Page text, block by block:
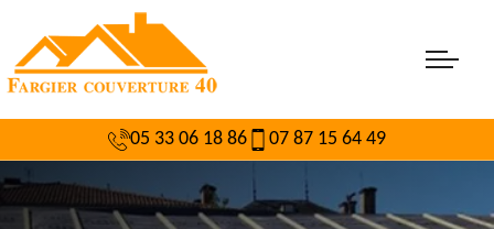
05 33 06 18 86 07 87 15 64 49